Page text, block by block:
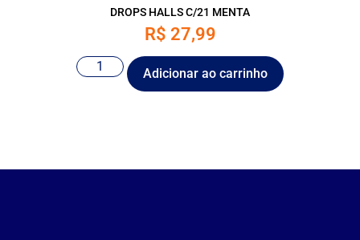
DROPS HALLS C/21 MENTA
R$ 27,99
Adicionar ao carrinho